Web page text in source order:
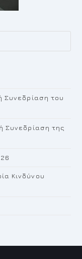
Συνεδρίαση του
Συνεδρίαση της
Κινδύνου